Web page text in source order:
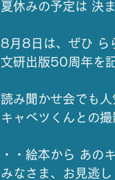
夏休みの予定は 決
8月8日は、ぜひ ら
文研出版50周年を
読み聞かせ会でも
キャベツくんとの
・・絵本から あの
みなさま、お見逃